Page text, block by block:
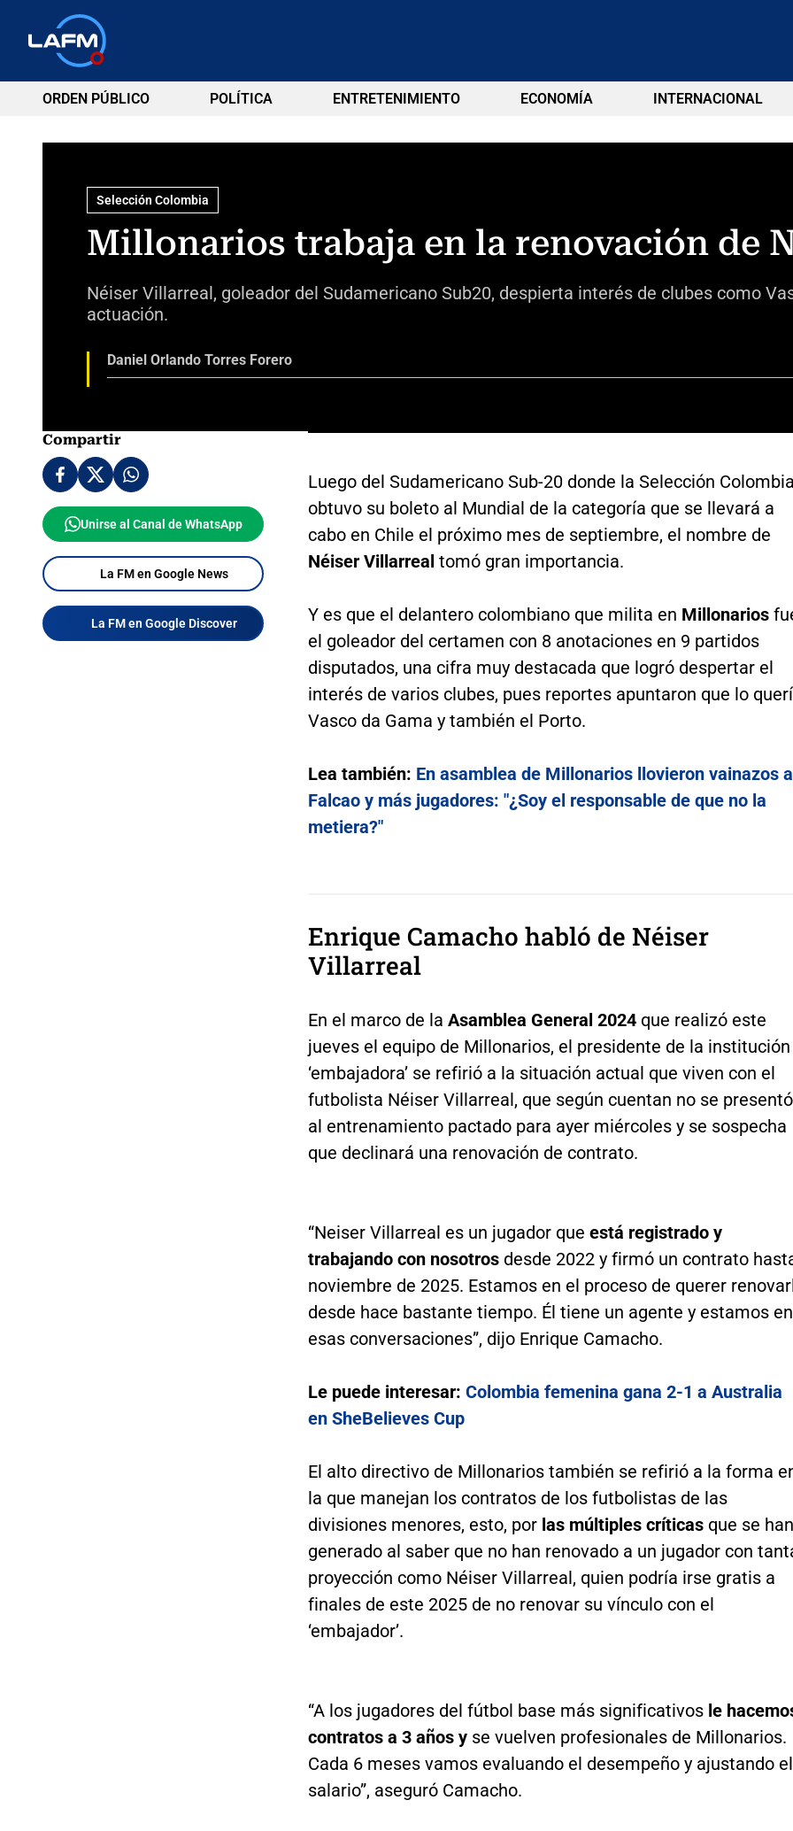
ORDEN PÚBLICO POLÍTICA ENTRETENIMIENTO ECONOMÍA INTERNACIONAL
Selección Colombia
Millonarios trabaja en la renovación de
Néiser Villarreal, goleador del Sudamericano Sub20, despierta interés de clubes como
actuación.
Daniel Orlando Torres Forero
Compartir
Unirse al Canal de WhatsApp
La FM en Google News
La FM en Google Discover
Luego del Sudamericano Sub-20 donde la Selección Colombia
obtuvo su boleto al Mundial de la categoría que se llevará a
cabo en Chile el próximo mes de septiembre, el nombre de
Néiser Villarreal tomó gran importancia.
Y es que el delantero colombiano que milita en Millonarios
el goleador del certamen con 8 anotaciones en 9 partidos
disputados, una cifra muy destacada que logró despertar el
interés de varios clubes, pues reportes apuntaron que lo
Vasco da Gama y también el Porto.
Lea también: En asamblea de Millonarios llovieron vainazos a
Falcao y más jugadores: "¿Soy el responsable de que no la
metiera?"
Enrique Camacho habló de Néiser
Villarreal
En el marco de la Asamblea General 2024 que realizó este
jueves el equipo de Millonarios, el presidente de la institución
‘embajadora’ se refirió a la situación actual que viven con el
futbolista Néiser Villarreal, que según cuentan no se presentó
al entrenamiento pactado para ayer miércoles y se sospecha
que declinará una renovación de contrato.
“Neiser Villarreal es un jugador que está registrado y
trabajando con nosotrosdesde 2022 y firmó un contrato
noviembre de 2025. Estamos en el proceso de querer
desde hace bastante tiempo. Él tiene un agente y estamos en
esas conversaciones”, dijo Enrique Camacho.
Le puede interesar: Colombia femenina gana 2-1 a Australia
en SheBelieves Cup
El alto directivo de Millonarios también se refirió a la forma
la que manejan los contratos de los futbolistas de las
divisiones menores, esto, porlas múltiples críticasque se han
generado al saber que no han renovado a un jugador con
proyección como Néiser Villarreal, quien podría irse gratis a
finales de este 2025 de no renovar su vínculo con el
‘embajador’.
“A los jugadores del fútbol base más significativosle
contratos a 3 años yse vuelven profesionales de Millonarios.
Cada 6 meses vamos evaluando el desempeño y ajustando el
salario”, aseguró Camacho.